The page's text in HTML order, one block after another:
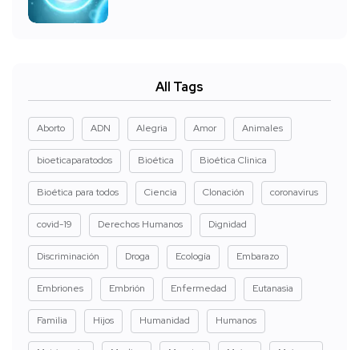
All Tags
Aborto ADN Alegria Amor Animales
bioeticaparatodos Bioética Bioética Clinica
Bioética para todos Ciencia Clonación coronavirus
covid-19 Derechos Humanos Dignidad
Discriminación Droga Ecología Embarazo
Embriones Embrión Enfermedad Eutanasia
Familia Hijos Humanidad Humanos